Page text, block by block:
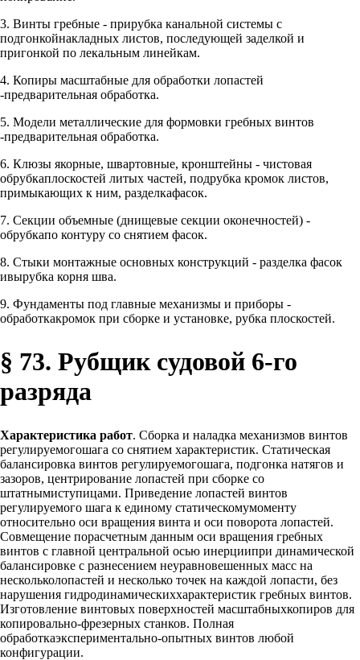
3. Винты гребные - прирубка канальной системы с
подгонкойнакладных листов, последующей заделкой и
пригонкой по лекальным линейкам.
4. Копиры масштабные для обработки лопастей
-предварительная обработка.
5. Модели металлические для формовки гребных винтов
-предварительная обработка.
6. Клюзы якорные, швартовные, кронштейны - чистовая
обрубкаплоскостей литых частей, подрубка кромок листов,
примыкающих к ним, разделкафасок.
7. Секции объемные (днищевые секции оконечностей) -
обрубкапо контуру со снятием фасок.
8. Стыки монтажные основных конструкций - разделка фасок
ивырубка корня шва.
9. Фундаменты под главные механизмы и приборы -
обработкакромок при сборке и установке, рубка плоскостей.
§ 73. Рубщик судовой 6-го
разряда
Характеристика работ. Сборка и наладка механизмов винтов
регулируемогошага со снятием характеристик. Статическая
балансировка винтов регулируемогошага, подгонка натягов и
зазоров, центрирование лопастей при сборке со
штатнымиступицами. Приведение лопастей винтов
регулируемого шага к единому статическомумоменту
относительно оси вращения винта и оси поворота лопастей.
Совмещение порасчетным данным оси вращения гребных
винтов с главной центральной осью инерциипри динамической
балансировке с разнесением неуравновешенных масс на
нескольколопастей и несколько точек на каждой лопасти, без
нарушения гидродинамическиххарактеристик гребных винтов.
Изготовление винтовых поверхностей масштабныхкопиров для
копировально-фрезерных станков. Полная
обработкаэкспериментально-опытных винтов любой
конфигурации.